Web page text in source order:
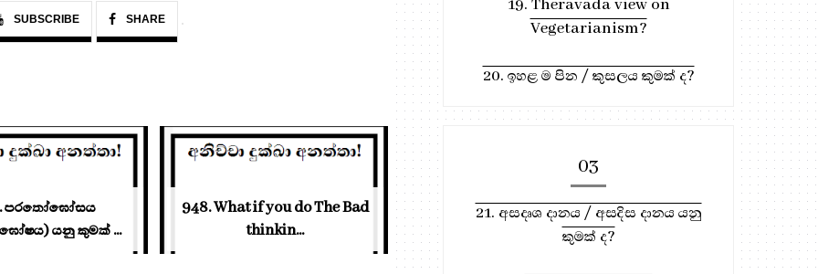
SUBSCRIBE SHARE
පරතෝඝෝසය
යනු කුමක් ...
948. What if you do The Bad
thinkin...
939. පංච විමුක්ති මොනවා ද?
930. හත් වරකට වඩා
සෝවහන් උතුම...
19. Theravada view on
Vegetarianism?
20. ඉහළ ම පින / කුසලය කුමක් ද?
03
21. අසදෘශ දානය / අසදිස දානය යනු
කුමක් ද?